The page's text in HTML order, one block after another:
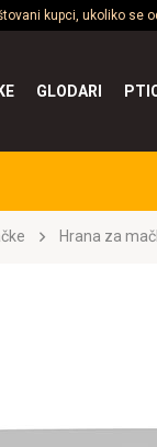
kupci, ukoliko se
GLODARI
Hrana za